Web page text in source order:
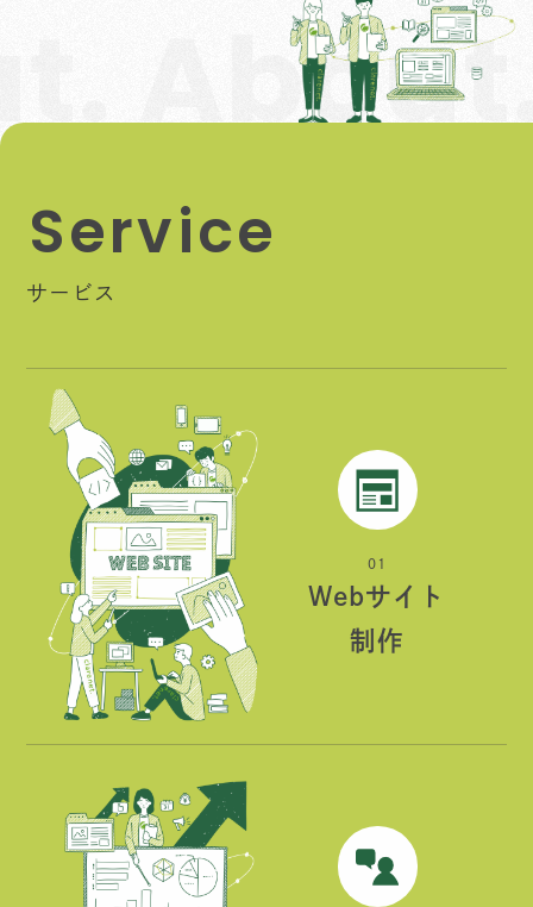
Service
サービス
01
Webサイト
制作